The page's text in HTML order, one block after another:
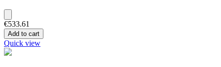
€533.61
Add to cart
Quick view